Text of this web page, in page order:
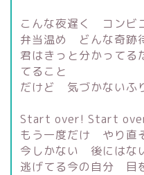
こんな夜遅く コンビ
弁当温め どんな奇跡
君はきっと分かって
てること
だけど 気づかないふ
Start over! Start
もう一度だけ やり直
今しかない 後にはな
逃げてる今の自分 目